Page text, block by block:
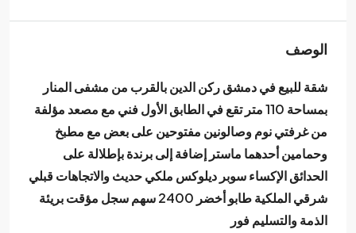
الوصف
شقة للبيع في دمشق ركن الدين بالقرب من مشفى المنار
بمساحة 110 متر تقع في الطابق الأول فني مع مصعد مؤلفة
من غرفتي نوم وصالونين مفتوحين على بعض مع مطبخ
وحمامين أحدهما ماستر إضافة إلى برندة بإطلالة على
الحدائق الإكساء سوبر ديلوكس ملكي حديث والاتجاهات قبلي
شرقي الملكية طابو أخضر 2400 سهم سجل مؤقت بريئة
الذمة والتسليم فور